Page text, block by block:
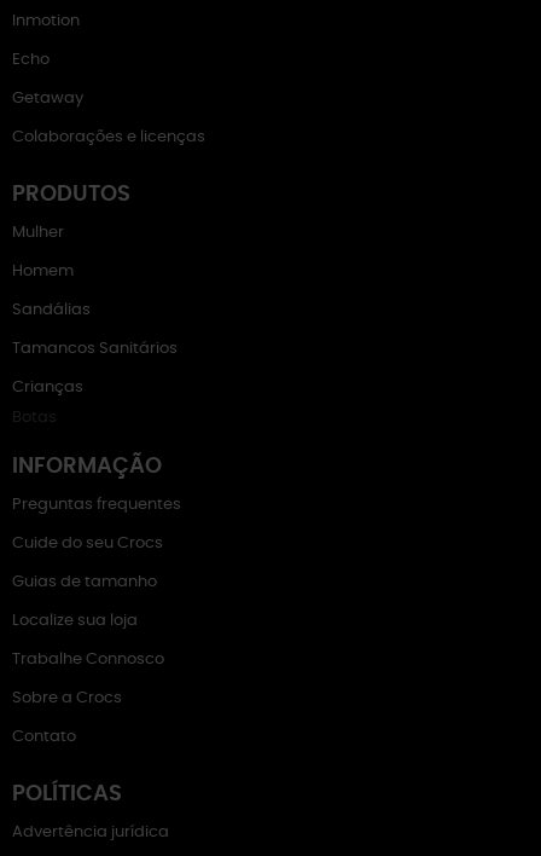
Inmotion
Echo
Getaway
Colaborações e licenças
PRODUTOS
Mulher
Homem
Sandálias
Tamancos Sanitários
Crianças
Botas
INFORMAÇÃO
Preguntas frequentes
Cuide do seu Crocs
Guias de tamanho
Localize sua loja
Trabalhe Connosco
Sobre a Crocs
Contato
POLÍTICAS
Advertência jurídica